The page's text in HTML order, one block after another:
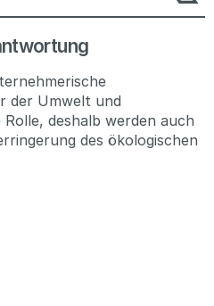
der Umwelt und
deshalb werden auch
des ökologischen